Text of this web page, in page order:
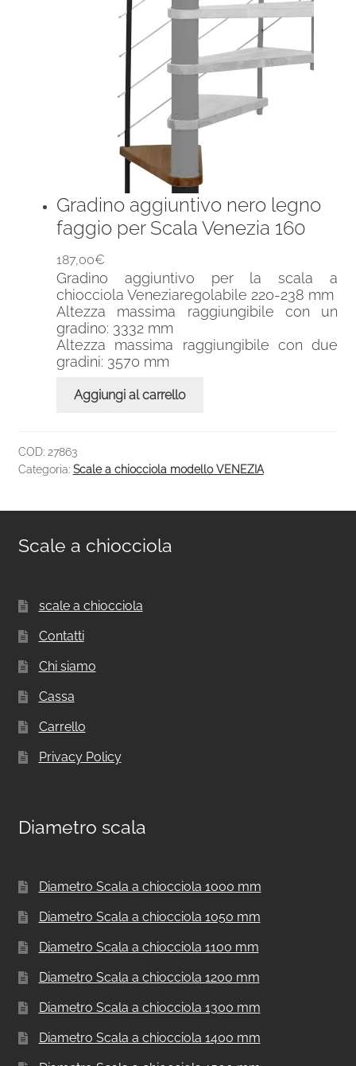
Gradino aggiuntivo nero legno
faggio per Scala Venezia 160
187,00€
Gradino aggiuntivo per la scala a
chiocciola Veneziaregolabile 220-238 mm
Altezza massima raggiungibile con un
gradino: 3332 mm
Altezza massima raggiungibile con due
gradini: 3570 mm
Aggiungi al carrello
COD: 27863
Categoria: Scale a chiocciola modello VENEZIA
Scale a chiocciola
scale a chiocciola
Contatti
Chi siamo
Cassa
Carrello
Privacy Policy
Diametro scala
Diametro Scala a chiocciola 1000 mm
Diametro Scala a chiocciola 1050 mm
Diametro Scala a chiocciola 1100 mm
Diametro Scala a chiocciola 1200 mm
Diametro Scala a chiocciola 1300 mm
Diametro Scala a chiocciola 1400 mm